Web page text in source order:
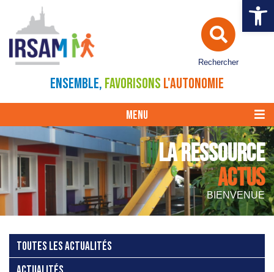
Ouvrir
Rechercher
ENSEMBLE, FAVORISONS L'AUTONOMIE
MENU
LA RESSOURCE
ACTUS
BIENVENUE
TOUTES LES ACTUALITÉS